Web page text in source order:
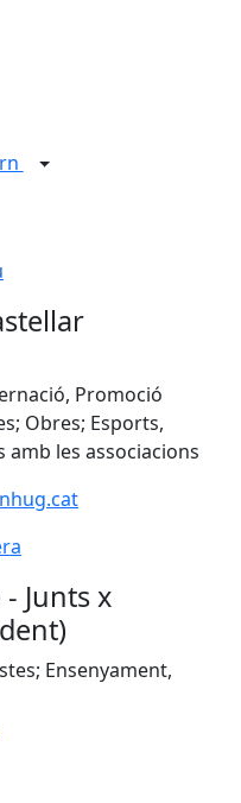
Promoció
Obres; Esports,
amb les associacions
Junts x
Ensenyament,